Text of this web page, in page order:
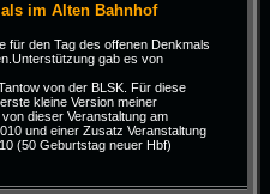
im Alten Bahnhof
für den Tag des offenen Denkmals
gab es von
von der BLSK. Für diese
kleine Version meiner
dieser Veranstaltung am
und einer Zusatz Veranstaltung
(50 Geburtstag neuer Hbf)